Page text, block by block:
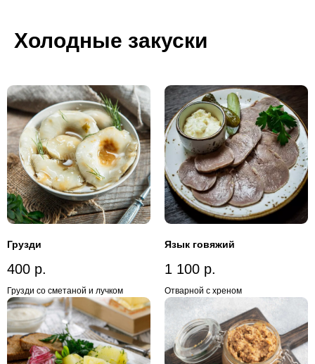
Холодные закуски
Грузди
400 р.
Грузди со сметаной и лучком
Язык говяжий
1 100 р.
Отварной с хреном